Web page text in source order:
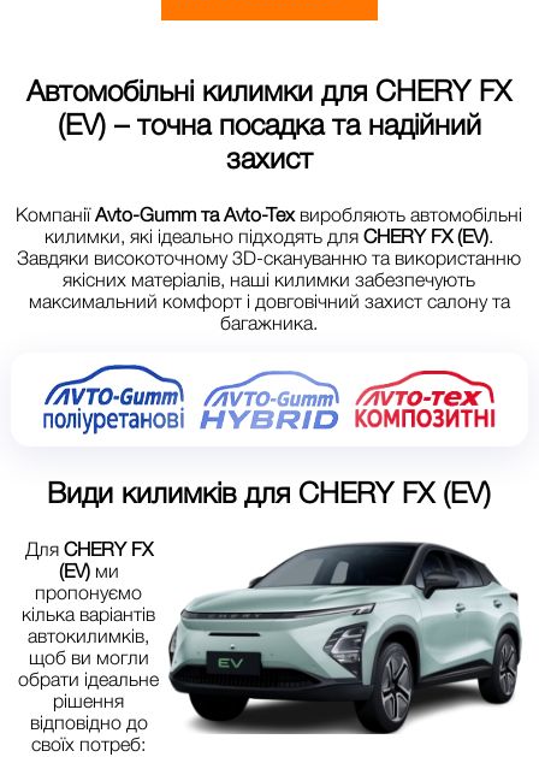
Автомобільні килимки для CHERY FX
(EV)– точна посадка та надійний
захист
КомпаніїAvto-Gumm та Avto-Texвиробляють автомобільні
килимки, які ідеально підходять дляCHERY FX (EV).
Завдяки високоточному 3D-скануванню та використанню
якісних матеріалів, наші килимки забезпечують
максимальний комфорт і довговічний захист салону та
багажника.
Види килимків для CHERY FX (EV)
Для CHERY FX
(EV)ми
пропонуємо
кілька варіантів
автокилимків,
щоб ви могли
обрати ідеальне
рішення
відповідно до
своїх потреб: